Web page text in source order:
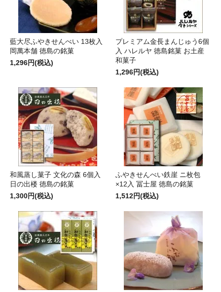
藍大尽ふやきせんべい 13枚入
岡萬本舗 徳島の銘菓
1,296円(税込)
プレミアム金長まんじゅう6個
入 ハレルヤ 徳島銘菓 お土産
和菓子
1,296円(税込)
和風蒸し菓子 文化の森 6個入
日の出楼 徳島の銘菓
1,300円(税込)
ふやきせんべい鉄崖 ニ枚包
×12入 冨士屋 徳島の銘菓
1,512円(税込)